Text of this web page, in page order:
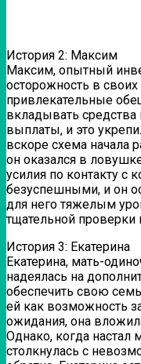
История 2: Максим
Максим, опытный
осторожность в
привлекательные
вкладывать средства
выплаты, и это
вскоре схема начала
он оказался в
усилия по контакту с
безуспешными, и он
для него тяжелым
тщательной
История 3: Екатерина
Екатерина, мать-
надеялась на
обеспечить свою
ей как возможность
ожидания, она
Однако, когда
столкнулась с